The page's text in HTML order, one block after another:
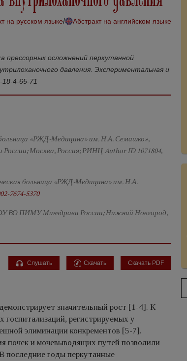
на русском языке/ Абстракт на английском языке
прессорных осложнений перкутанной
давления. Экспериментальная и
18-4-65-71
больница «РЖД-Медицина» им. Н.А. Семашко»,
Москва, Россия; РИНЦ Author ID 1071804,
больница «РЖД-Медицина» им. Н.А.
7674-5370
ВО ПИМУ Минздрава России; Нижний Новгород,
Слушать Скачать Скачать PDF
значительный рост [1-4]. К
регистрируемых у
элиминации конкрементов [5-7].
почек и мочевыводящих путей позволили
последние годы перкутанные